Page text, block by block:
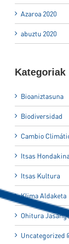
Azaroa 2020
abuztu 2020
Kategoriak
Bioaniztasuna
Biodiversidad
Cambio
Itsas
Itsas Kultura
Klima Aldaketa
Ohitura
Uncategorized